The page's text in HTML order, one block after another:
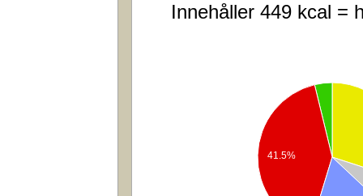
Innehåller 449 kcal =
41.5%